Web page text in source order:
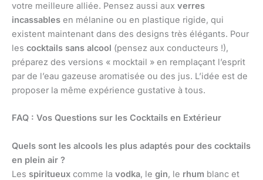
votre meilleure alliée. Pensez aussi aux verres
incassables en mélanine ou en plastique rigide, qui
existent maintenant dans des designs très élégants. Pour
les cocktails sans alcool (pensez aux conducteurs !),
préparez des versions « mocktail » en remplaçant l’esprit
par de l’eau gazeuse aromatisée ou des jus. L’idée est de
proposer la même expérience gustative à tous.
FAQ : Vos Questions sur les Cocktails en Extérieur
Quels sont les alcools les plus adaptés pour des cocktails
en plein air ?
Les spiritueux comme la vodka, le gin, le rhum blanc et